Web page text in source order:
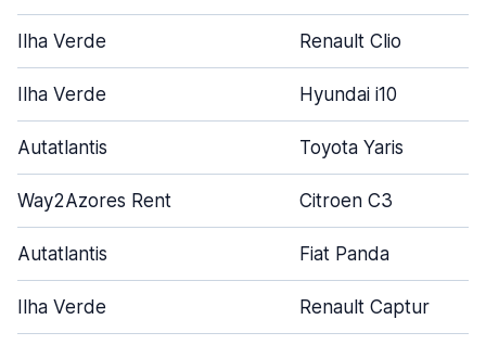
Ilha Verde Renault Clio
Ilha Verde Hyundai i10
Autatlantis Toyota Yaris
Way2Azores Rent Citroen C3
Autatlantis Fiat Panda
Ilha Verde Renault Captur